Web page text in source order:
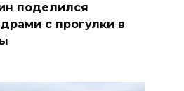
поделился
с прогулки в